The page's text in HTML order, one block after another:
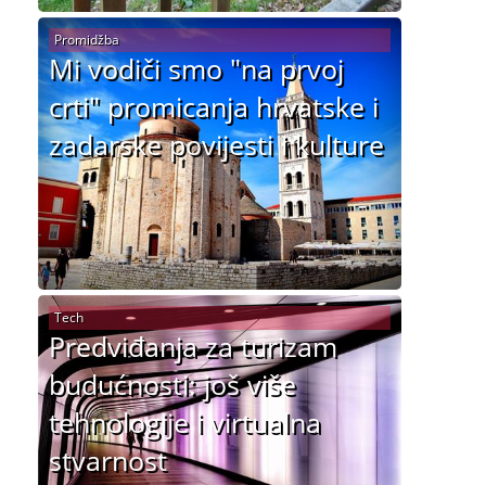
Mi vodiči smo "na prvoj
crti" promicanja hrvatske i
zadarske povijesti i kulture
Promidžba
Predviđanja za turizam
budućnosti: još više
tehnologije i virtualna
stvarnost
Tech